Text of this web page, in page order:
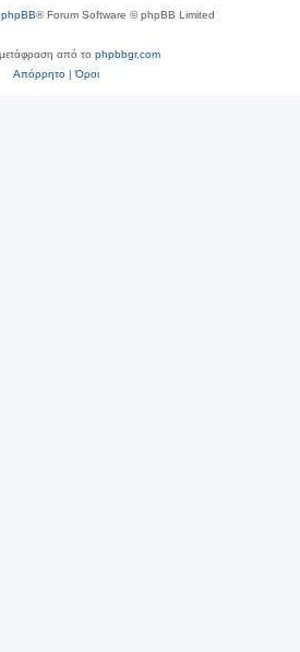
phpBB® Forum Software © phpBB Limited
από το phpbbgr.com
Απόρρητο|Όροι